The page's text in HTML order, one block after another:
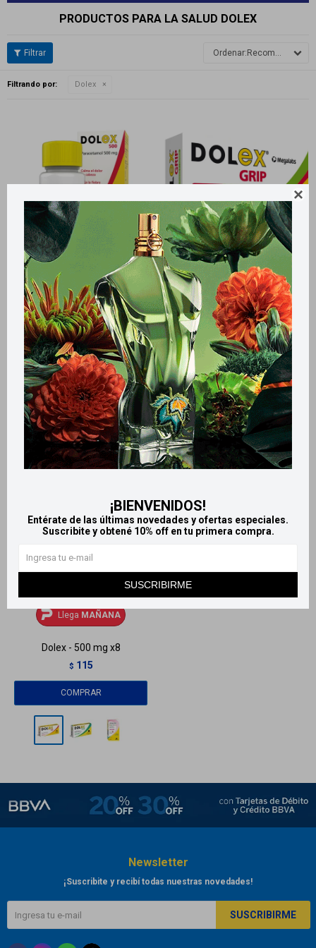

¡BIENVENIDOS!
Entérate de las últimas novedades y ofertas especiales.
Suscribite y obtené 10% off en tu primera compra.
SUSCRIBIRME
PRODUCTOS PARA LA SALUD DOLEX
Recomendados
Filtrando por: Dolex
Llega MAÑANA
LlegaMAÑANA
Dolex 500 x50 comprimidos
$ 459 $ 510
LlegaMAÑANA
LlegaMAÑANA
Dolex Grip x8 comprimidos
$ 185 $ 205
Llega MAÑANA
Dolex - 500 mg x8
$ 115
Newsletter
¡Suscribite y recibí todas nuestras novedades!
SUSCRIBIRME